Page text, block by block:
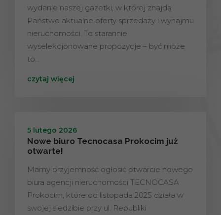
wydanie naszej gazetki, w której znajdą
Państwo aktualne oferty sprzedaży i wynajmu
nieruchomości. To starannie
wyselekcjonowane propozycje – być może
to…
czytaj więcej
5 lutego 2026
Nowe biuro Tecnocasa Prokocim już
otwarte!
Mamy przyjemność ogłosić otwarcie nowego
biura agencji nieruchomości TECNOCASA
Prokocim, które od listopada 2025 działa w
swojej siedzibie przy ul. Republiki